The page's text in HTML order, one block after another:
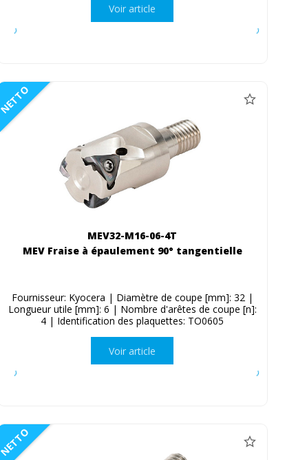
Voir article
NETTO
MEV32-M16-06-4T
MEV Fraise à épaulement 90° tangentielle
Fournisseur: Kyocera | Diamètre de coupe [mm]: 32 |
Longueur utile [mm]: 6 | Nombre d'arêtes de coupe [n]:
4 | Identification des plaquettes: TO0605
Voir article
NETTO